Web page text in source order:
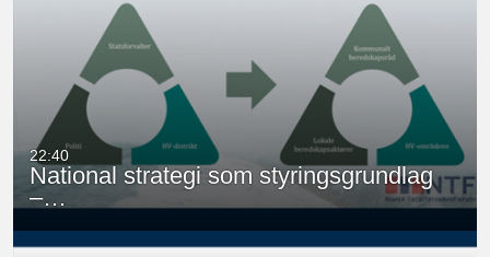
22:40
National strategi som styringsgrundlag
–…